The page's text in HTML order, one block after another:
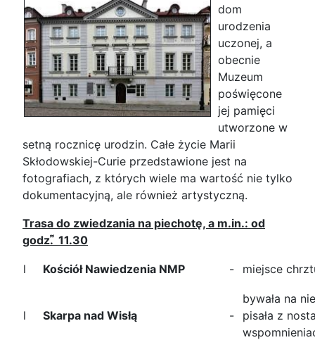
dom
urodzenia
uczonej, a
obecnie
Muzeum
poświęcone
jej pamięci
utworzone w
setną rocznicę urodzin. Całe życie Marii
Skłodowskiej-Curie przedstawione jest na
fotografiach, z których wiele ma wartość nie tylko
dokumentacyjną, ale również artystyczną.
Trasa do zwiedzania na piechotę, a m.in.: od
godz. ͌ 11.30
l Kościół Nawiedzenia NMP - miejsce
l Skarpa nad Wisłą -
bywała na
pisała z